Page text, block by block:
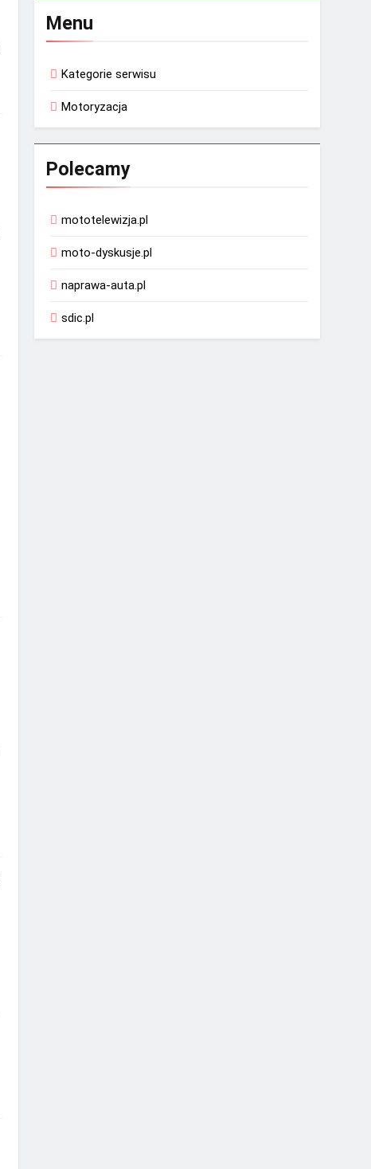
Menu
Kategorie serwisu
Motoryzacja
Polecamy
mototelewizja.pl
moto-dyskusje.pl
naprawa-auta.pl
sdic.pl